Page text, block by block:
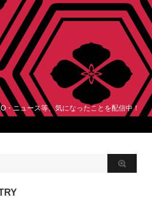
ニュース等、気になったことを配信中！